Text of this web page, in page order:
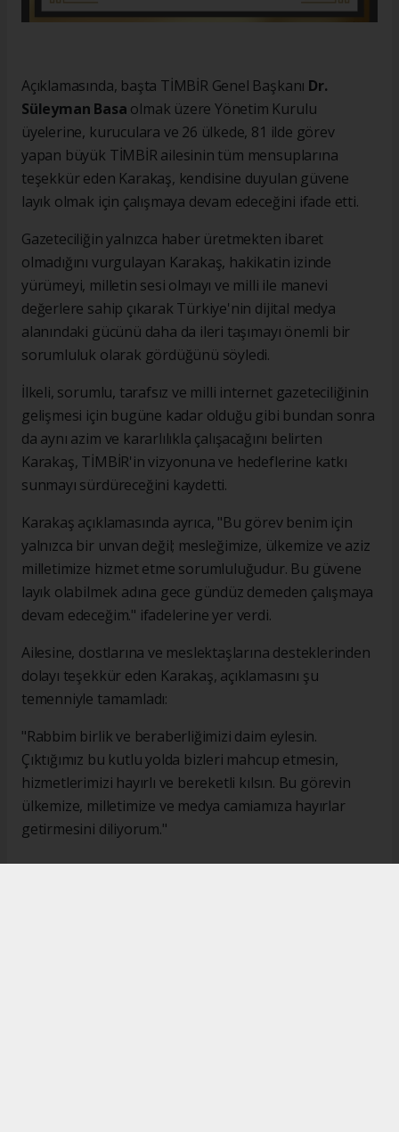
Açıklamasında, başta TİMBİR Genel Başkanı Dr.
Süleyman Basa olmak üzere Yönetim Kurulu
üyelerine, kuruculara ve 26 ülkede, 81 ilde görev
yapan büyük TİMBİR ailesinin tüm mensuplarına
teşekkür eden Karakaş, kendisine duyulan güvene
layık olmak için çalışmaya devam edeceğini ifade etti.
Gazeteciliğin yalnızca haber üretmekten ibaret
olmadığını vurgulayan Karakaş, hakikatin izinde
yürümeyi, milletin sesi olmayı ve milli ile manevi
değerlere sahip çıkarak Türkiye'nin dijital medya
alanındaki gücünü daha da ileri taşımayı önemli bir
sorumluluk olarak gördüğünü söyledi.
İlkeli, sorumlu, tarafsız ve milli internet gazeteciliğinin
gelişmesi için bugüne kadar olduğu gibi bundan sonra
da aynı azim ve kararlılıkla çalışacağını belirten
Karakaş, TİMBİR'in vizyonuna ve hedeflerine katkı
sunmayı sürdüreceğini kaydetti.
Karakaş açıklamasında ayrıca, "Bu görev benim için
yalnızca bir unvan değil; mesleğimize, ülkemize ve aziz
milletimize hizmet etme sorumluluğudur. Bu güvene
layık olabilmek adına gece gündüz demeden çalışmaya
devam edeceğim." ifadelerine yer verdi.
Ailesine, dostlarına ve meslektaşlarına desteklerinden
dolayı teşekkür eden Karakaş, açıklamasını şu
temenniyle tamamladı:
"Rabbim birlik ve beraberliğimizi daim eylesin.
Çıktığımız bu kutlu yolda bizleri mahcup etmesin,
hizmetlerimizi hayırlı ve bereketli kılsın. Bu görevin
ülkemize, milletimize ve medya camiamıza hayırlar
getirmesini diliyorum."